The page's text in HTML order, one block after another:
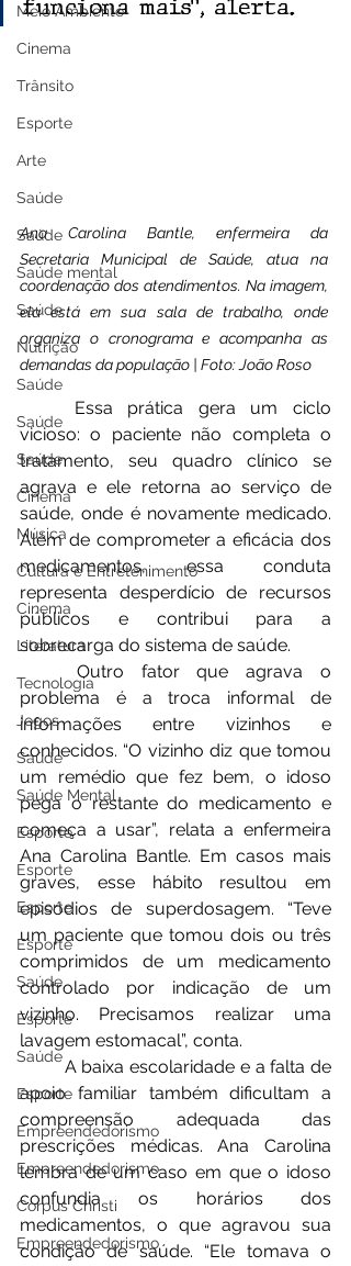
Meio Ambiente
Cinema
Trânsito
Esporte
Arte
Saúde
Saúde
Saúde mental
Saúde
Nutrição
Saúde
Saúde
Saúde
Cinema
Música
Cultura e Entretenimento
Cinema
Literatura
Tecnologia
Jogos
Saúde
Saúde Mental
Esporte
Esporte
Esporte
Esporte
Saúde
Esporte
Saúde
Esporte
Empreendedorismo
Empreendedorismo
Corpus Christi
Empreendedorismo
funciona mais”, alerta.
Ana Carolina Bantle, enfermeira da
Secretaria Municipal de Saúde, atua na
coordenação dos atendimentos. Na imagem,
ela está em sua sala de trabalho, onde
organiza o cronograma e acompanha as
demandas da população | Foto: João Roso
vicioso: o paciente não completa o
tratamento, seu quadro clínico se
agrava e ele retorna ao serviço de
saúde, onde é novamente medicado.
Além de comprometer a eficácia dos
medicamentos, essa conduta
representa desperdício de recursos
públicos e contribui para a
sobrecarga do sistema de saúde.
problema é a troca informal de
informações entre vizinhos e
conhecidos. “O vizinho diz que tomou
um remédio que fez bem, o idoso
pega o restante do medicamento e
começa a usar”, relata a enfermeira
Ana Carolina Bantle. Em casos mais
graves, esse hábito resultou em
episódios de superdosagem. “Teve
um paciente que tomou dois ou três
comprimidos de um medicamento
controlado por indicação de um
vizinho. Precisamos realizar uma
lavagem estomacal”, conta.
	A baixa escolaridade e a falta de
apoio familiar também dificultam a
compreensão adequada das
prescrições médicas. Ana Carolina
lembra de um caso em que o idoso
confundia os horários dos
medicamentos, o que agravou sua
condição de saúde. “Ele tomava o